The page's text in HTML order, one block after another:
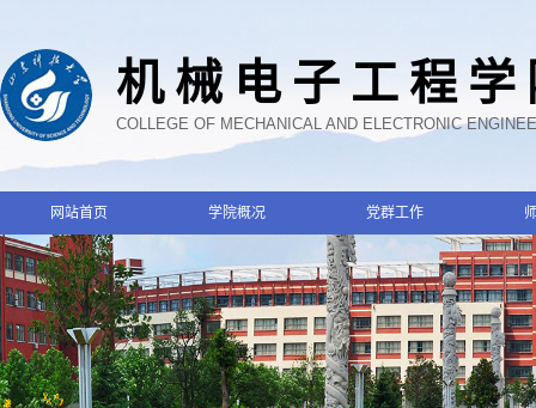
机械电子工程
COLLEGE OF MECHANICAL AND ELECTRONIC
网站首页 学院概况 党群工作